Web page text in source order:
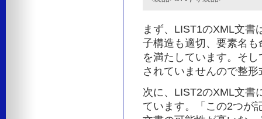
まず、LIST1のXML文書
子構造も適切、要素名
を満たしています。そ
されていませんので整
次に、LIST2のXML文書
ています。「この2つが